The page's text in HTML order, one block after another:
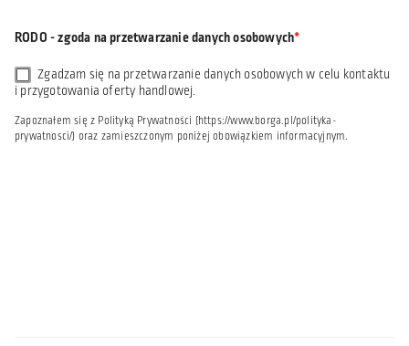
RODO - zgoda na przetwarzanie danych osobowych
Zgadzam się na przetwarzanie danych osobowych w celu kontaktu
i przygotowania oferty handlowej.
Zapoznałem się z Polityką Prywatności (https://www.borga.pl/polityka-
prywatnosci/) oraz zamieszczonym poniżej obowiązkiem informacyjnym.